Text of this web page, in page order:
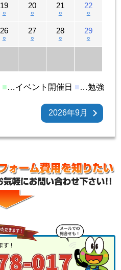
19
○
20
○
21
○
22
○
26
○
27
○
28
○
29
○
■…イベント開催日 ■…勉強
2026年9月